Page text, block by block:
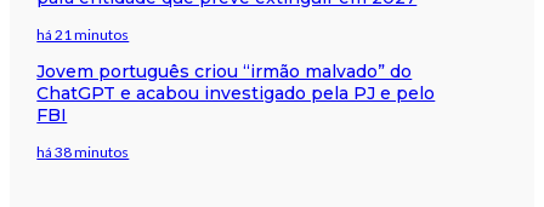
há 21 minutos
Jovem português criou “irmão malvado” do
ChatGPT e acabou investigado pela PJ e pelo
FBI
há 38 minutos